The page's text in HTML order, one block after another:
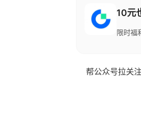
10元
限时福
帮公众号拉关注